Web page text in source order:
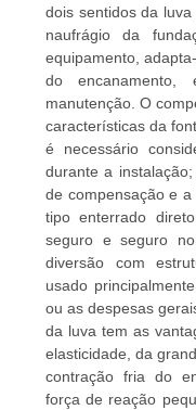
MAPA
DO
SITE
POLÍTICA
dois sentidos da
naufrágio da
equipamento,
do
manutenção. O
características da
é necessário
durante a
de compensação e
tipo enterrado
seguro e seguro
diversão com
usado
ou as despesas
da luva tem as
elasticidade, da
contração fria do
força de reação